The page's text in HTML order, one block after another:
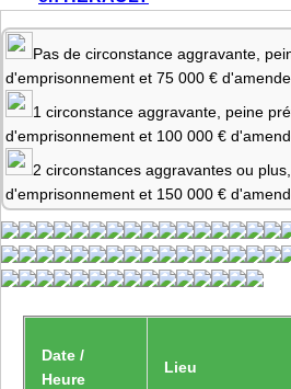
Pas de circonstance aggravante,
d'emprisonnement et 75 000 € d'amende.
1 circonstance aggravante, peine
d'emprisonnement et 100 000 €
2 circonstances aggravantes ou
d'emprisonnement et 150 000 €
Date /
Heure
Lieu